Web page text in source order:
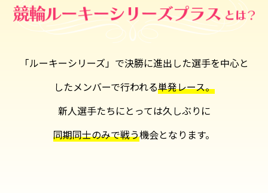
「ルーキーシリーズ」で決勝に進出した選手を中心と
したメンバーで行われる単発レース。
新人選手たちにとっては久しぶりに
同期同士のみで戦う機会となります。